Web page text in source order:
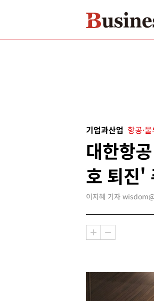
기업과산업 항공·
대한항
호 퇴진'
이지혜 기자